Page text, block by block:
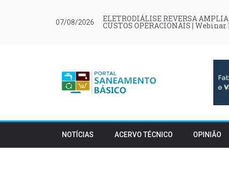
07/08/2026 ELETRODIÁLISE REVERSA
CUSTOS OPERACIONAIS |
NOTÍCIAS ACERVO TÉCNICO OPINIÃO